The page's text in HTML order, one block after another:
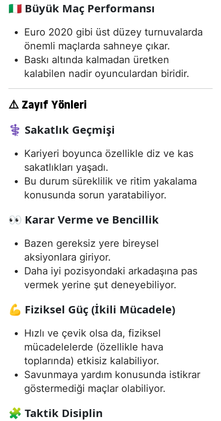
🇮🇹 Büyük Maç Performansı
Euro 2020 gibi üst düzey turnuvalarda
önemli maçlarda sahneye çıkar.
Baskı altında kalmadan üretken
kalabilen nadir oyunculardan biridir.
⚠️ Zayıf Yönleri
⚕️ Sakatlık Geçmişi
Kariyeri boyunca özellikle diz ve kas
sakatlıkları yaşadı.
Bu durum süreklilik ve ritim yakalama
konusunda sorun yaratabiliyor.
👀 Karar Verme ve Bencillik
Bazen gereksiz yere bireysel
aksiyonlara giriyor.
Daha iyi pozisyondaki arkadaşına pas
vermek yerine şut deneyebiliyor.
💪 Fiziksel Güç (İkili Mücadele)
Hızlı ve çevik olsa da, fiziksel
mücadelelerde (özellikle hava
toplarında) etkisiz kalabiliyor.
Savunmaya yardım konusunda istikrar
göstermediği maçlar olabiliyor.
🧩 Taktik Disiplin